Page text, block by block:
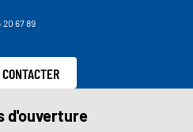
20 67 89
d'ouverture